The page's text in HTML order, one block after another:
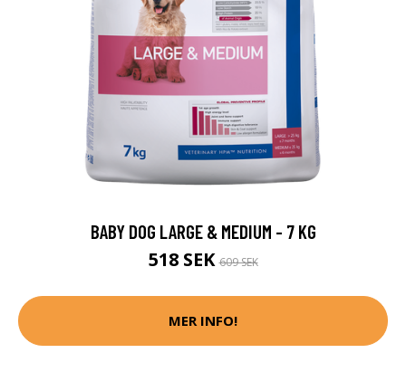
BABY DOG LARGE & MEDIUM - 7 KG
518 SEK609 SEK
MER INFO!